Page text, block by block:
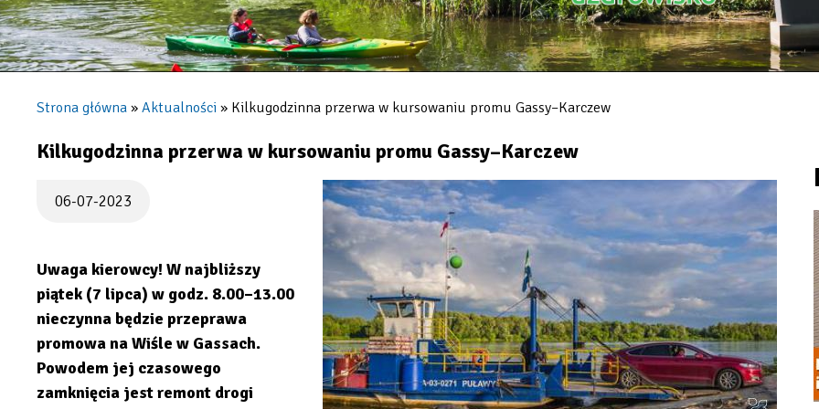
nawigacyjna
Strona główna Aktualności Kilkugodzinna przerwa w kursowaniu promu Gassy–Karczew
Kilkugodzinna przerwa w kursowaniu promu Gassy–Karczew
06-07-2023
Uwaga kierowcy! W najbliższy
piątek (7 lipca) w godz. 8.00–13.00
nieczynna będzie przeprawa
promowa na Wiśle w Gassach.
Powodem jej czasowego
zamknięcia jest remont drogi